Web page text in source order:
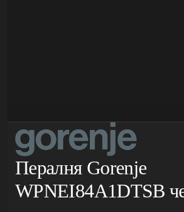
Пералня Gorenje
WPNEI84A1DTSB